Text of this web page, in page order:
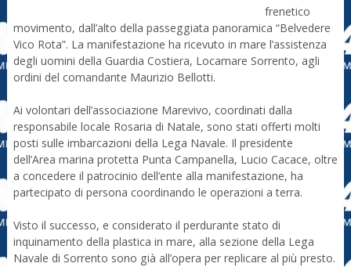
frenetico
movimento, dall’alto della passeggiata panoramica “Belvedere
Vico Rota”. La manifestazione ha ricevuto in mare l’assistenza
degli uomini della Guardia Costiera, Locamare Sorrento, agli
ordini del comandante Maurizio Bellotti.
Ai volontari dell’associazione Marevivo, coordinati dalla
responsabile locale Rosaria di Natale, sono stati offerti molti
posti sulle imbarcazioni della Lega Navale. Il presidente
dell’Area marina protetta Punta Campanella, Lucio Cacace, oltre
a concedere il patrocinio dell’ente alla manifestazione, ha
partecipato di persona coordinando le operazioni a terra.
Visto il successo, e considerato il perdurante stato di
inquinamento della plastica in mare, alla sezione della Lega
Navale di Sorrento sono già all’opera per replicare al più presto.